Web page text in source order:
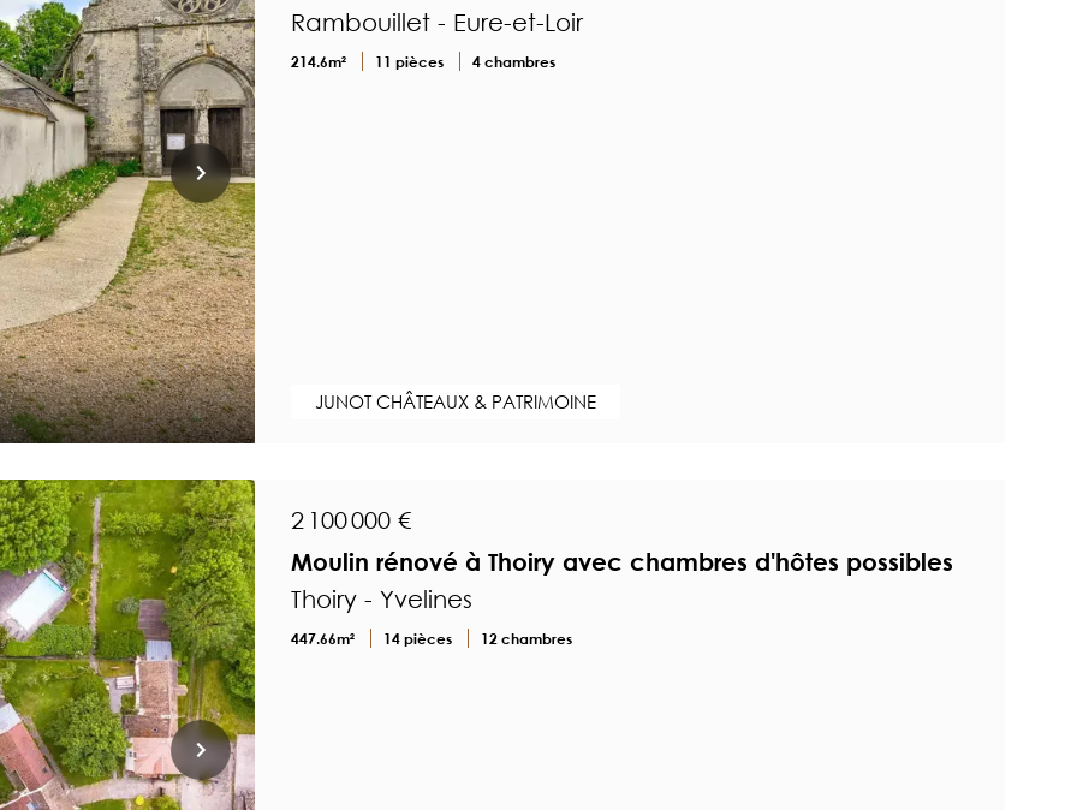
Rambouillet - Eure-et-Loir
214.6m² 11 pièces 4 chambres
JUNOT CHÂTEAUX & PATRIMOINE
2 100 000 €
Moulin rénové à Thoiry avec chambres d'hôtes possibles
Thoiry - Yvelines
447.66m² 14 pièces 12 chambres